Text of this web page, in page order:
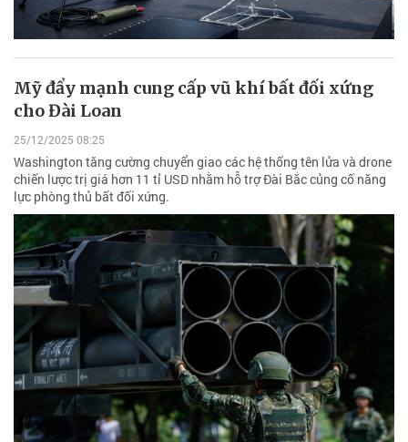
Mỹ đẩy mạnh cung cấp vũ khí bất đối xứng
cho Đài Loan
25/12/2025 08:25
Washington tăng cường chuyển giao các hệ thống tên lửa và drone
chiến lược trị giá hơn 11 tỉ USD nhằm hỗ trợ Đài Bắc củng cố năng
lực phòng thủ bất đối xứng.